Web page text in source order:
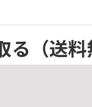
る （送